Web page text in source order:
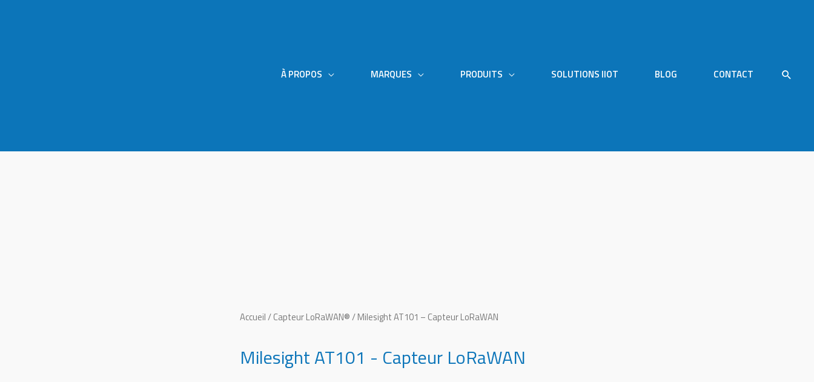
À PROPOS MARQUES PRODUITS SOLUTIONS IIOT BLOG CONTACT
Accueil/Capteur LoRaWAN®/ Milesight AT101 – Capteur LoRaWAN
Milesight AT101 - Capteur LoRaWAN